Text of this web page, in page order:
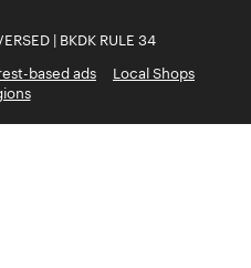
| BKDK RULE 34
based ads
Local Shops